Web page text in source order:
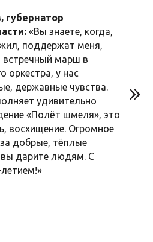
губернатор
«Вы знаете, когда,
поддержат меня,
марш в
оркестра, у нас
державные чувства.
удивительно
«Полёт шмеля», это
восхищение. Огромное
добрые, тёплые
вы дарите людям. С